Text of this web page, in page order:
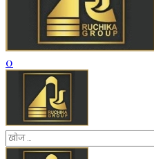
0
निम्न
को